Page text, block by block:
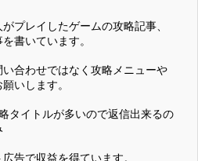
プレイしたゲームの攻略記事、
書いています。
合わせではなく攻略メニューや
いします。
タイトルが多いので返信出来るの
告で収益を得ています。